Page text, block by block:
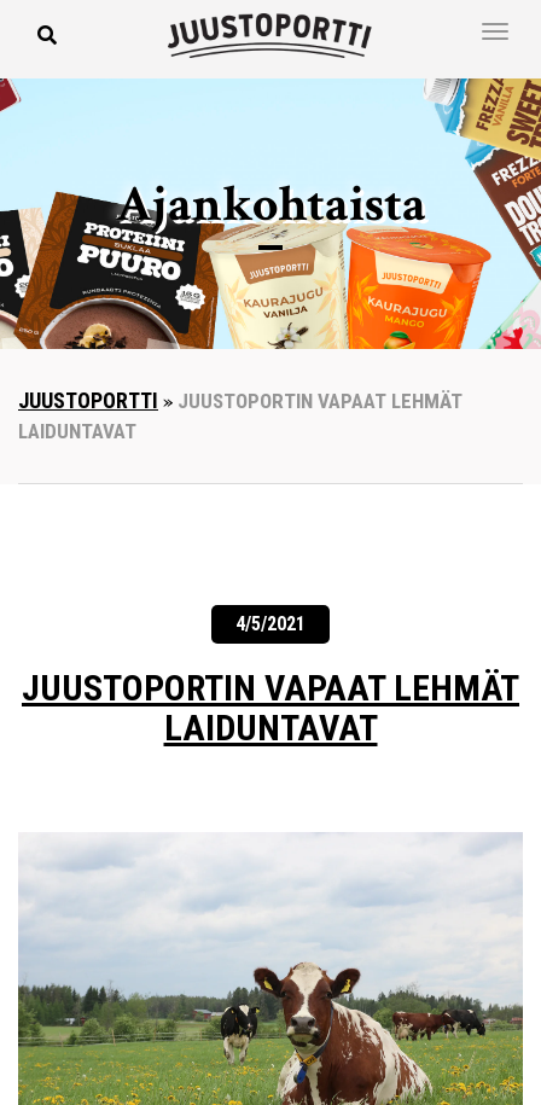
Ajankohtaista
JUUSTOPORTTI » JUUSTOPORTIN VAPAAT LEHMÄT
LAIDUNTAVAT
4/5/2021
JUUSTOPORTIN VAPAAT LEHMÄT
LAIDUNTAVAT